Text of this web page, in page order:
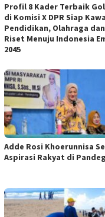
Profil 8 Kader Terbaik
di Komisi X DPR Siap
Pendidikan, Olahraga dan
Riset Menuju Indonesia
2045
Adde Rosi Khoerunnisa
Aspirasi Rakyat di